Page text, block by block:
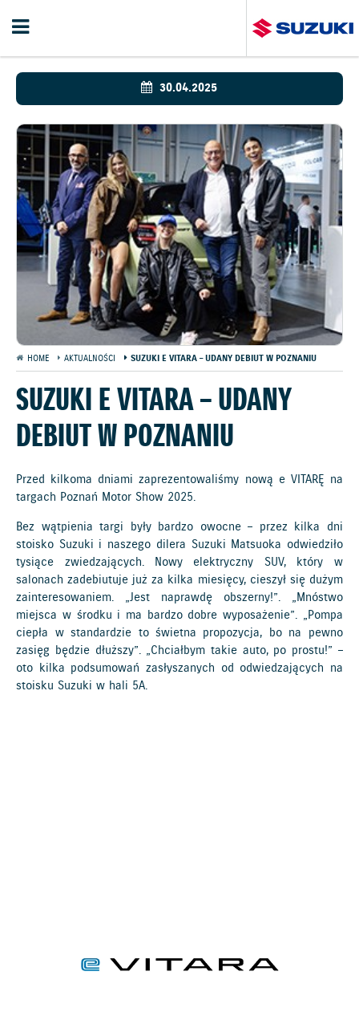
30.04.2025
HOME AKTUALNOŚCI SUZUKI E VITARA – UDANY DEBIUT W POZNANIU
SUZUKI E VITARA – UDANY
DEBIUT W POZNANIU
Przed kilkoma dniami zaprezentowaliśmy nową e VITARĘ na
targach Poznań Motor Show 2025.
Bez wątpienia targi były bardzo owocne – przez kilka dni
stoisko Suzuki i naszego dilera Suzuki Matsuoka odwiedziło
tysiące zwiedzających. Nowy elektryczny SUV, który w
salonach zadebiutuje już za kilka miesięcy, cieszył się dużym
zainteresowaniem. „Jest naprawdę obszerny!”. „Mnóstwo
miejsca w środku i ma bardzo dobre wyposażenie”. „Pompa
ciepła w standardzie to świetna propozycja, bo na pewno
zasięg będzie dłuższy”. „Chciałbym takie auto, po prostu!” –
oto kilka podsumowań zasłyszanych od odwiedzających na
stoisku Suzuki w hali 5A.